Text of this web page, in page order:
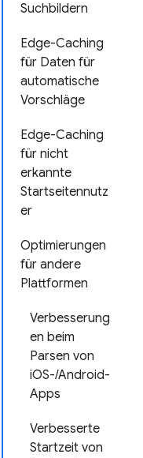
Suchbildern
Edge-Caching
für Daten für
automatische
Vorschläge
Edge-Caching
für nicht
erkannte
Startseitennutz
er
Optimierungen
für andere
Plattformen
Verbesserung
en beim
Parsen von
iOS-/Android-
Apps
Verbesserte
Startzeit von